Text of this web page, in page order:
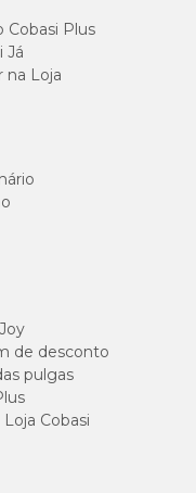
Cobasi Plus
Já
na Loja
de desconto
pulgas
Cobasi